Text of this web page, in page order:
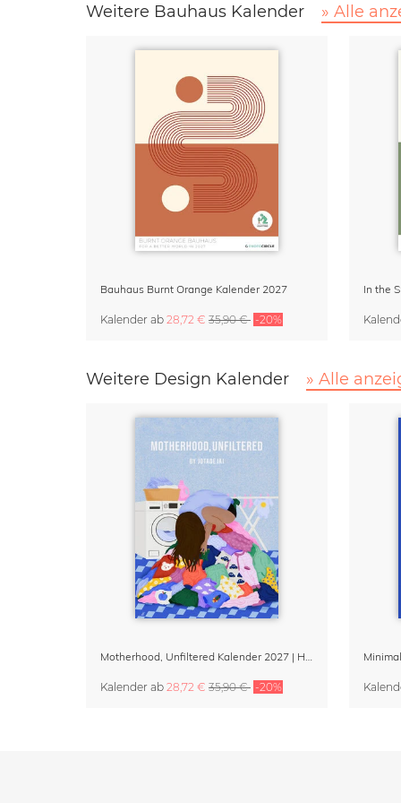
Weitere Bauhaus Kalender » Alle
Bauhaus Burnt Orange Kalender 2027
Kalender ab 28,72 € 35,90 € -20%
In the
Weitere Design Kalender » Alle
Kalender ab 28,72 € 35,90 € -20%